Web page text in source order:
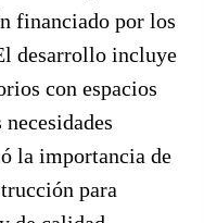
financiado por los
desarrollo incluye
con espacios
la importancia de
para